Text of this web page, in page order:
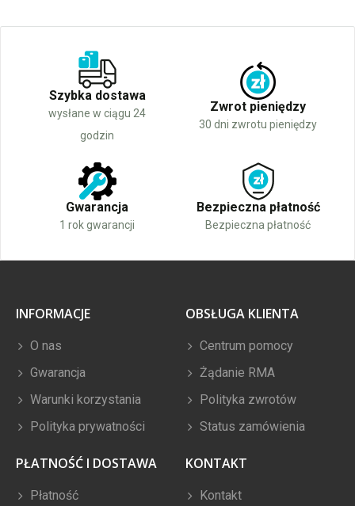
Szybka dostawa
wysłane w ciągu 24
godzin
Zwrot pieniędzy
30 dni zwrotu pieniędzy
Gwarancja
1 rok gwarancji
Bezpieczna płatność
Bezpieczna płatność
INFORMACJE
O nas
Gwarancja
Warunki korzystania
Polityka prywatności
OBSŁUGA KLIENTA
Centrum pomocy
Żądanie RMA
Polityka zwrotów
Status zamówienia
PŁATNOŚĆ I DOSTAWA
Płatność
KONTAKT
Kontakt